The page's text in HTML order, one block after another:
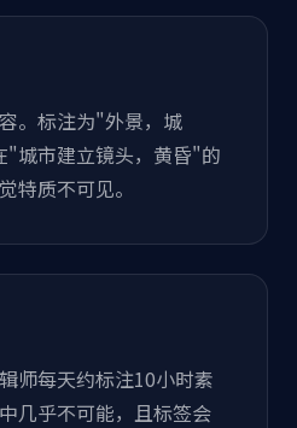
。标注为"外景，城
城市建立镜头，黄昏"的
特质不可见。
师每天约标注10小时素
几乎不可能，且标签会